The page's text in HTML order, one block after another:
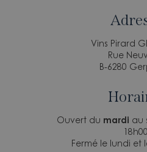
Vins Pirard
Rue
B-6280
Ouvert du mardi au
Fermé le lundi et